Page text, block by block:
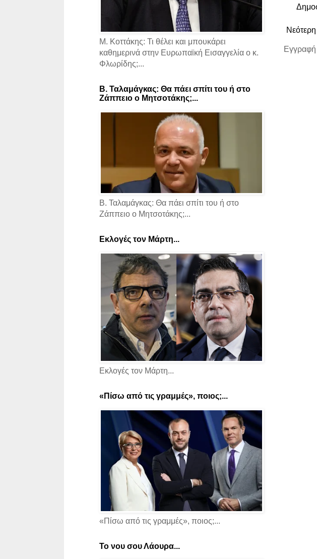
Εγγραφή
Μ. Κοττάκης: Τι θέλει και μπουκάρει
καθημερινά στην Ευρωπαϊκή Εισαγγελία ο κ.
Φλωρίδης;...
Β. Ταλαμάγκας: Θα πάει σπίτι του ή στο
Ζάππειο ο Μητσοτάκης;...
Β. Ταλαμάγκας: Θα πάει σπίτι του ή στο
Ζάππειο ο Μητσοτάκης;...
Εκλογές τον Μάρτη...
Εκλογές τον Μάρτη...
«Πίσω από τις γραμμές», ποιος;...
«Πίσω από τις γραμμές», ποιος;...
Το νου σου Λάουρα...